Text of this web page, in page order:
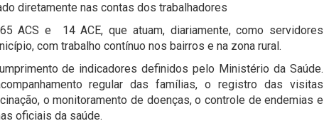
diretamente nas contas dos trabalhadores
ACS e 14 ACE, que atuam, diariamente, como servidores
com trabalho contínuo nos bairros e na zona rural.
de indicadores definidos pelo Ministério da Saúde.
regular das famílias, o registro das visitas
o monitoramento de doenças, o controle de endemias e
oficiais da saúde.